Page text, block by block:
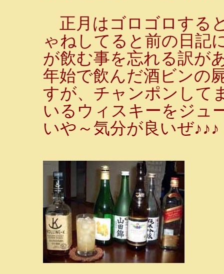
正月はゴロゴロする
ゃねしてると前の日記
が飲む事を忘れる訳が
年始で飲んだ酒ビンの
すが、チャンポンして
いるウィスキーをジュ
いや～気分が良いぜ♪♪♪